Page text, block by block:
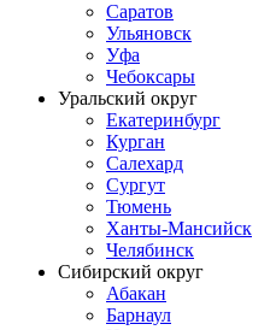
Саратов
Ульяновск
Уфа
Чебоксары
Уральский округ
Екатеринбург
Курган
Салехард
Сургут
Тюмень
Ханты-Мансийск
Челябинск
Сибирский округ
Абакан
Барнаул